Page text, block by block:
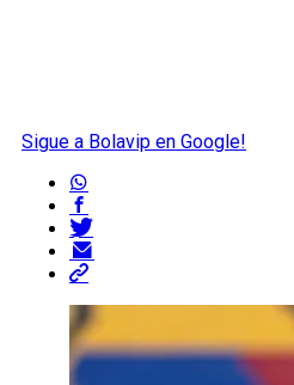
Sigue a Bolavip en Google!